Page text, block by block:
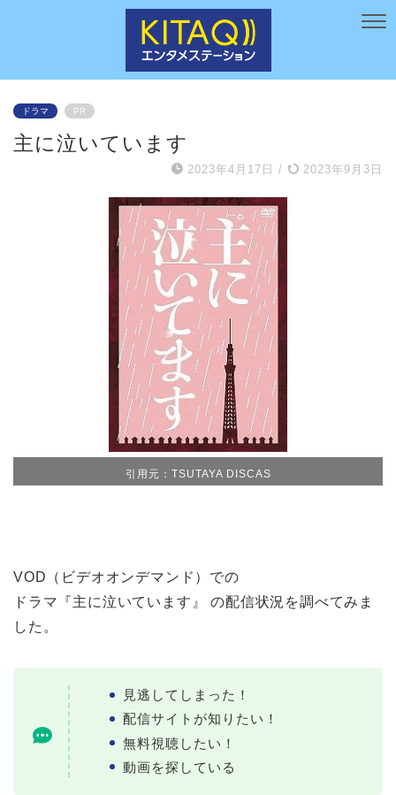
ドラマ PR
主に泣いています
2023年4月17日 / 2023年9月3日
引用元：TSUTAYA DISCAS
VOD（ビデオオンデマンド）での
ドラマ『主に泣いています』 の配信状況を調べてみま
した。
見逃してしまった！
配信サイトが知りたい！
無料視聴したい！
動画を探している